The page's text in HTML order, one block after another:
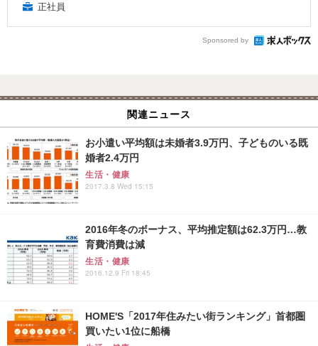
正社員
Sponsored by
関連ニュース
お小遣い平均額は未婚者3.9万円、子どものいる既
婚者2.4万円
生活・健康
2017.3.8 Wed 15:15
2016年冬のボーナス、平均推定額は62.3万円…教
育費消費は減
生活・健康
2016.12.9 Fri 18:45
HOME'S「2017年住みたい街ランキング」首都圏
買いたい1位に船橋